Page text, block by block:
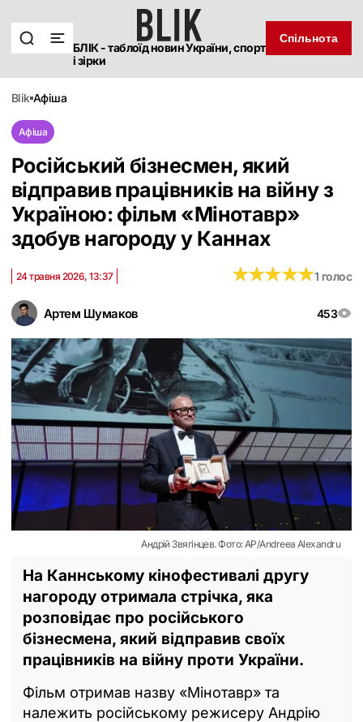
БЛІК - таблоїд новин України, спорт
і зірки
Спільнота
blik афіша
Афіша
Російський бізнесмен, який
відправив працівників на війну з
Україною: фільм «Мінотавр»
здобув нагороду у Каннах
Артем Шумаков 453
24 травня 2026, 13:37 ★★★★★
★★★★★1 голос
Андрій Звягінцев. Фото: AP/Andreea Alexandru
На Каннському кінофестивалі другу
нагороду отримала стрічка, яка
розповідає про російського
бізнесмена, який відправив своїх
працівників на війну проти України.
Фільм отримав назву «Мінотавр» та
належить російському режисеру Андрію